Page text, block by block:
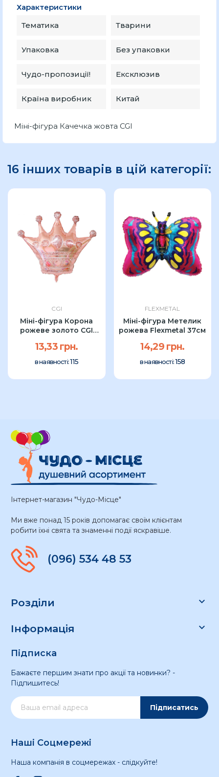
Характеристики
Тематика
Тварини
Упаковка Без упаковки
Чудо-пропозиції! Ексклюзив
Країна виробник Китай
Міні-фігура Качечка жовта CGI
16 інших товарів в цій категорії:
CGI
Міні-фігура Корона
рожеве золото CGI
13,33 грн.
в наявності:115
FLEXMETAL
Міні-фігура Метелик
рожева Flexmetal 37см
14,29 грн.
в наявності:158
Інтернет-магазин "Чудо-Місце"
Ми вже понад 15 років допомагає своїм клієнтам
робити їхні свята та знаменні події яскравіше.
(096) 534 48 53
Розділи 
Інформація 
Підписка
Бажаєте першим знати про акції та новинки? -
Підпишитесь!
Підписатись
Наші Соцмережі
Наша компанія в соцмережах - слідкуйте!